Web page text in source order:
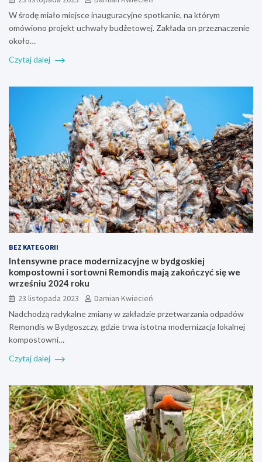
W środę miało miejsce inauguracyjne spotkanie, na którym
omówiono projekt uchwały budżetowej. Zakłada on przeznaczenie
około…
Czytaj dalej
BEZ KATEGORII
Intensywne prace modernizacyjne w bydgoskiej
kompostowni i sortowni Remondis mają zakończyć się we
wrześniu 2024 roku
23 listopada 2023
Damian Kwiecień
Nadchodzą radykalne zmiany w zakładzie przetwarzania odpadów
Remondis w Bydgoszczy, gdzie trwa istotna modernizacja lokalnej
kompostowni…
Czytaj dalej